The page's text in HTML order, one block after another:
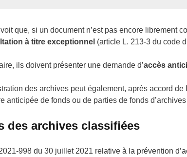
que, si un document n’est pas encore librement
à titre exceptionnel (article L. 213-3 du code
ils doivent présenter une demande d’accès
des archives peut également, après accord
anticipée de fonds ou de parties de fonds
des archives classifiées
998 du 30 juillet 2021 relative à la prévention